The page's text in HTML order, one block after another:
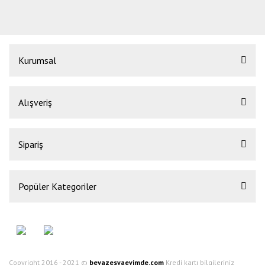
Kurumsal
Alışveriş
Sipariş
Popüler Kategoriler
Copyright 2016 - 2021 © beyazesyaevimde.com Kredi kartı bilgileriniz